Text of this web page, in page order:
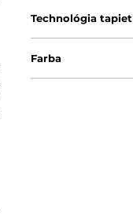
Technológia tapiet
Farba